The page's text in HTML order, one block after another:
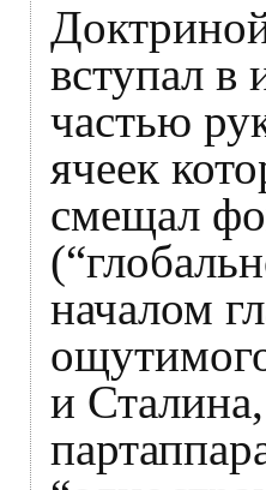
вступал в
частью
ячеек
смещал
началом
и